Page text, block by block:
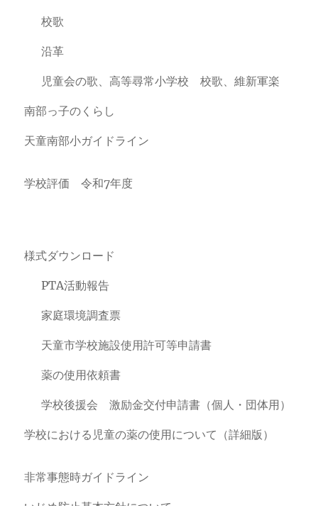
校歌
沿革
児童会の歌、高等尋常小学校 校歌、維新軍楽
南部っ子のくらし
天童南部小ガイドライン
学校評価 令和7年度
様式ダウンロード
PTA活動報告
家庭環境調査票
天童市学校施設使用許可等申請書
薬の使用依頼書
学校後援会 激励金交付申請書（個人・団体用）
学校における児童の薬の使用について（詳細版）
非常事態時ガイドライン